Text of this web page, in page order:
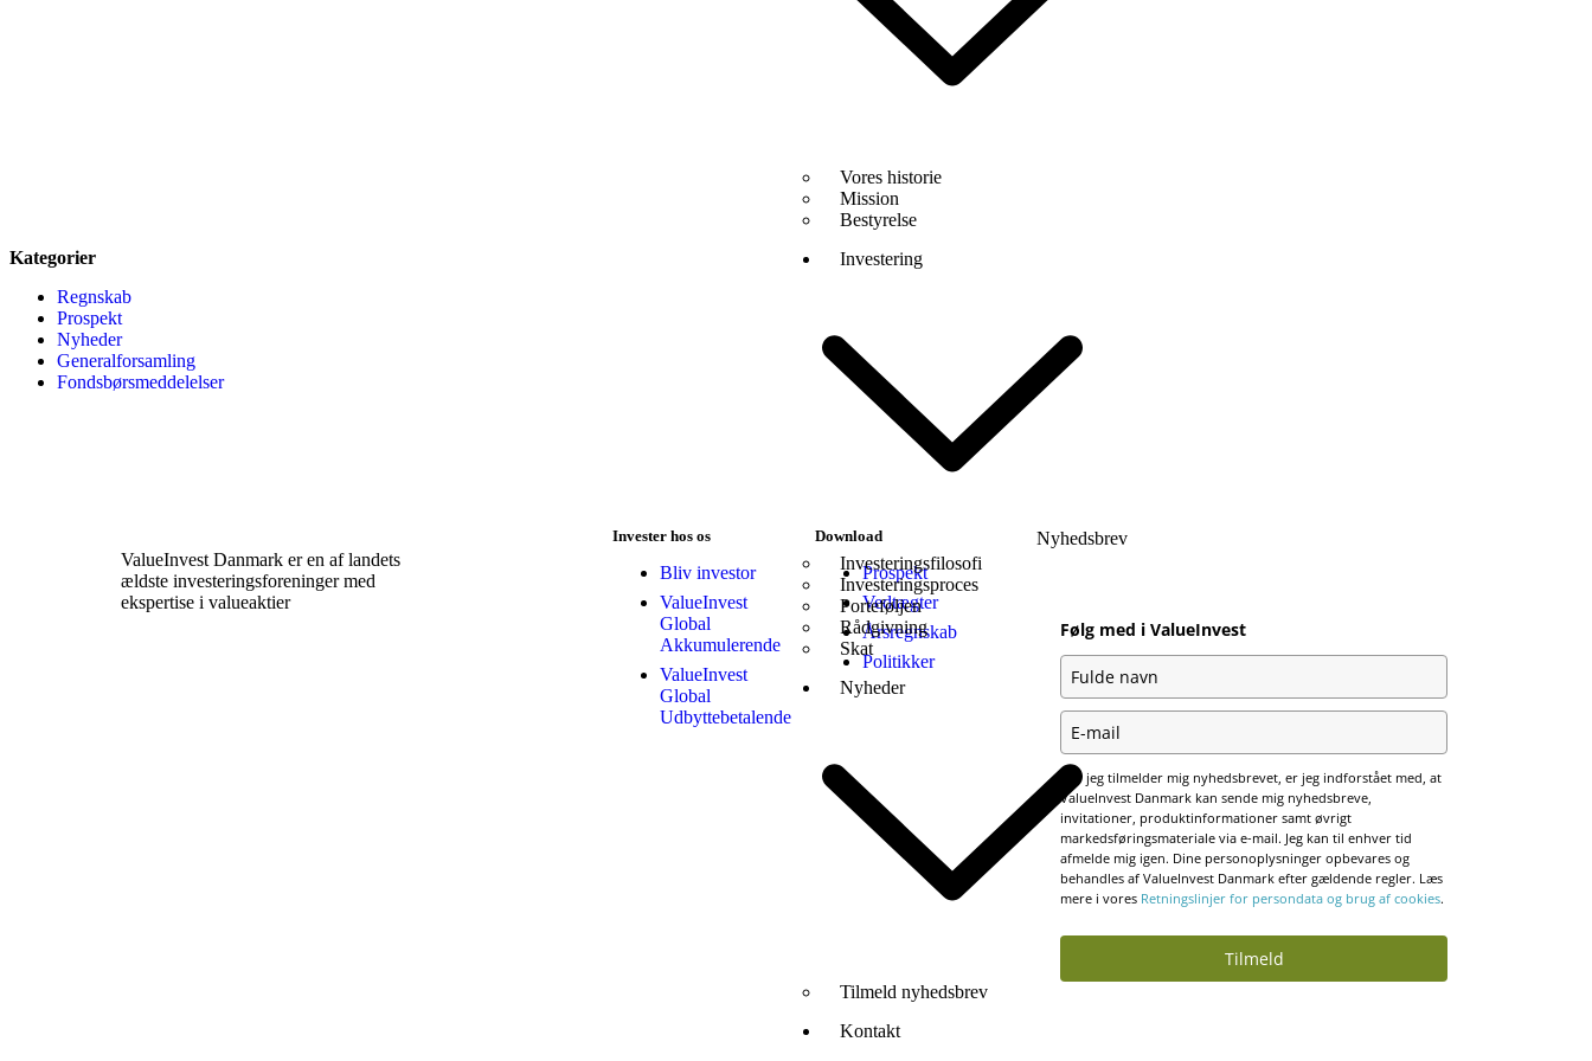
Vores historie
Mission
Bestyrelse
Investering
Investeringsfilosofi
Investeringsproces
Porteføljen
Rådgivning
Skat
Nyheder
Tilmeld nyhedsbrev
Kontakt
Kategorier
Regnskab
Prospekt
Nyheder
Generalforsamling
Fondsbørsmeddelelser
ValueInvest Danmark er en af landets
ældste investeringsforeninger med
ekspertise i valueaktier
Invester hos os
Bliv investor
ValueInvest
Global
Akkumulerende
ValueInvest
Global
Udbyttebetalende
Download
Prospekt
Vedtægter
Årsregnskab
Politikker
Nyhedsbrev
Følg med i ValueInvest
Når jeg tilmelder mig nyhedsbrevet, er jeg indforstået med, at
ValueInvest Danmark kan sende mig nyhedsbreve,
invitationer, produktinformationer samt øvrigt
markedsføringsmateriale via e-mail. Jeg kan til enhver tid
afmelde mig igen. Dine personoplysninger opbevares og
behandles af ValueInvest Danmark efter gældende regler. Læs
mere i vores Retningslinjer for persondata og brug af cookies.
Tilmeld